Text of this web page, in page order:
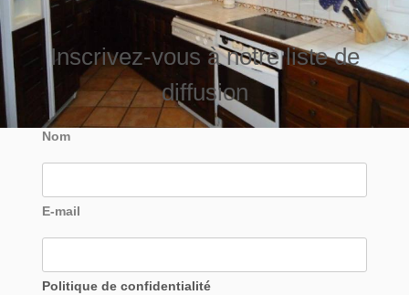
Inscrivez-vous à notre liste de
diffusion
Nom
E-mail
Politique de confidentialité